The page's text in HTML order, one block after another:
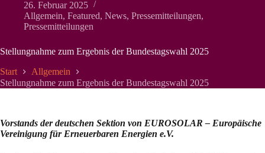
26. Februar 2025
Allgemein, Featured, News, Pressemitteilungen,
Pressemitteilungen
Stellungnahme zum Ergebnis der Bundestagswahl 2025
Start
Allgemein
Stellungnahme zum Ergebnis der Bundestagswahl 2025
Vorstands der deutschen Sektion von EUROSOLAR – Europäische
Vereinigung für Erneuerbaren Energien e.V.